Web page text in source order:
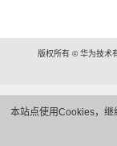
本站点使用Cookies，继
版权所有 © 华为技术